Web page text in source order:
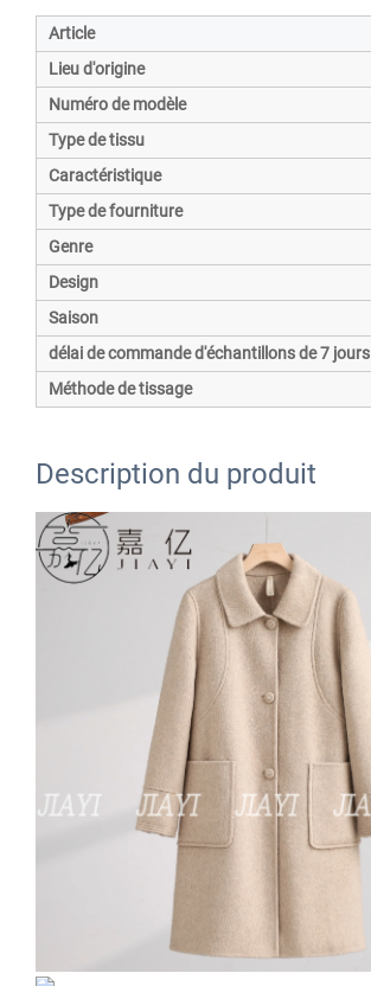
Article
Lieu d'origine
Numéro de modèle
Type de tissu
Caractéristique
Type de fourniture
Genre
Design
Saison
délai de commande d'échantillons de 7 jours
Méthode de tissage
Description du produit